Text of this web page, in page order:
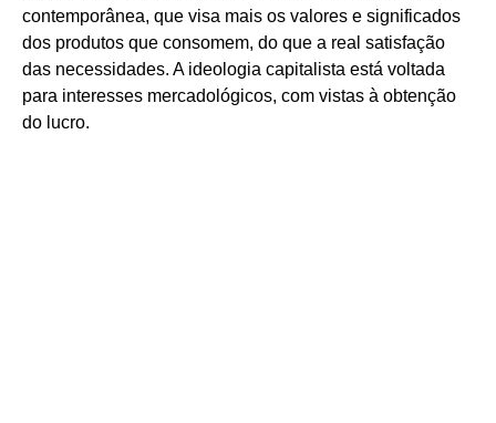
contemporânea, que visa mais os valores e significados
dos produtos que consomem, do que a real satisfação
das necessidades. A ideologia capitalista está voltada
para interesses mercadológicos, com vistas à obtenção
do lucro.